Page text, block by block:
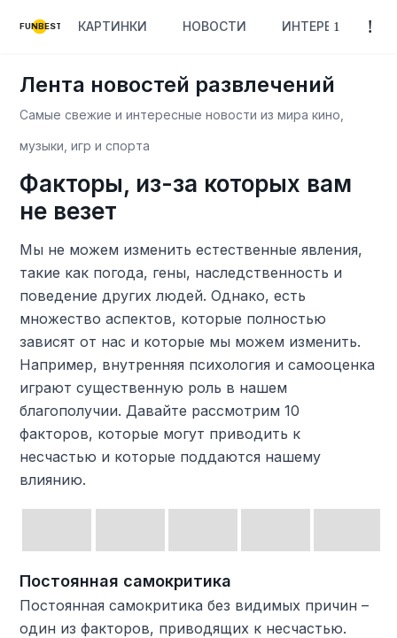
FUNBEST КАРТИНКИ НОВОСТИ ИНТЕРЕСНОЕ
Лента новостей развлечений
Самые свежие и интересные новости из мира кино,
музыки, игр и спорта
Факторы, из-за которых вам
не везет
Мы не можем изменить естественные явления,
такие как погода, гены, наследственность и
поведение других людей. Однако, есть
множество аспектов, которые полностью
зависят от нас и которые мы можем изменить.
Например, внутренняя психология и самооценка
играют существенную роль в нашем
благополучии. Давайте рассмотрим 10
факторов, которые могут приводить к
несчастью и которые поддаются нашему
влиянию.
Постоянная самокритика
Постоянная самокритика без видимых причин –
один из факторов, приводящих к несчастью.